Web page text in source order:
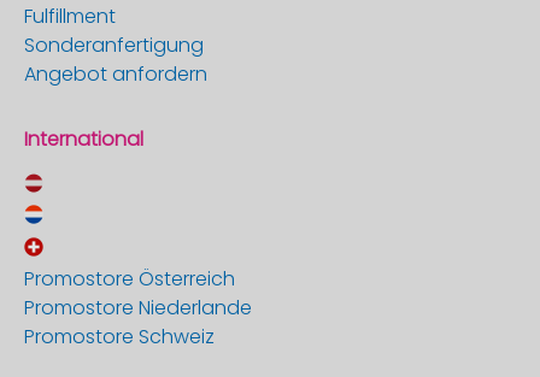
Fulfillment
Sonderanfertigung
Angebot anfordern
International
Promostore Österreich
Promostore Niederlande
Promostore Schweiz